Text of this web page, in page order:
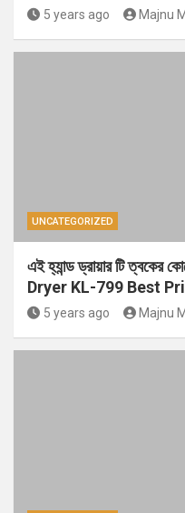
5 years ago Majnu
UNCATEGORIZED
এই হ্যান্ড ড্রায়ার টি
Dryer KL-799 Best
5 years ago Majnu